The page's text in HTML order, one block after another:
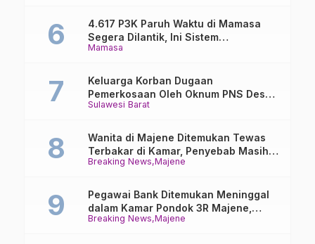
Mamasa
4.617 P3K Paruh Waktu di Mamasa
Segera Dilantik, Ini Sistem
Penggajiannya!
Sulawesi Barat
Keluarga Korban Dugaan
Pemerkosaan Oleh Oknum PNS Desak
Transparansi Kejari Mamasa
Breaking News Majene
Wanita di Majene Ditemukan Tewas
Terbakar di Kamar, Penyebab Masih
Misterius
Breaking News Majene
Pegawai Bank Ditemukan Meninggal
dalam Kamar Pondok 3R Majene,
Polisi Lakukan Penyelidikan